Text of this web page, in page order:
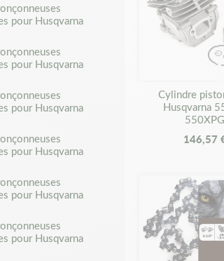
pour Husqvarna
pour Husqvarna
pour Husqvarna
pour Husqvarna
pour Husqvarna
pour Husqvarna
Cylindre
Husqvarna
550XPG
146,57